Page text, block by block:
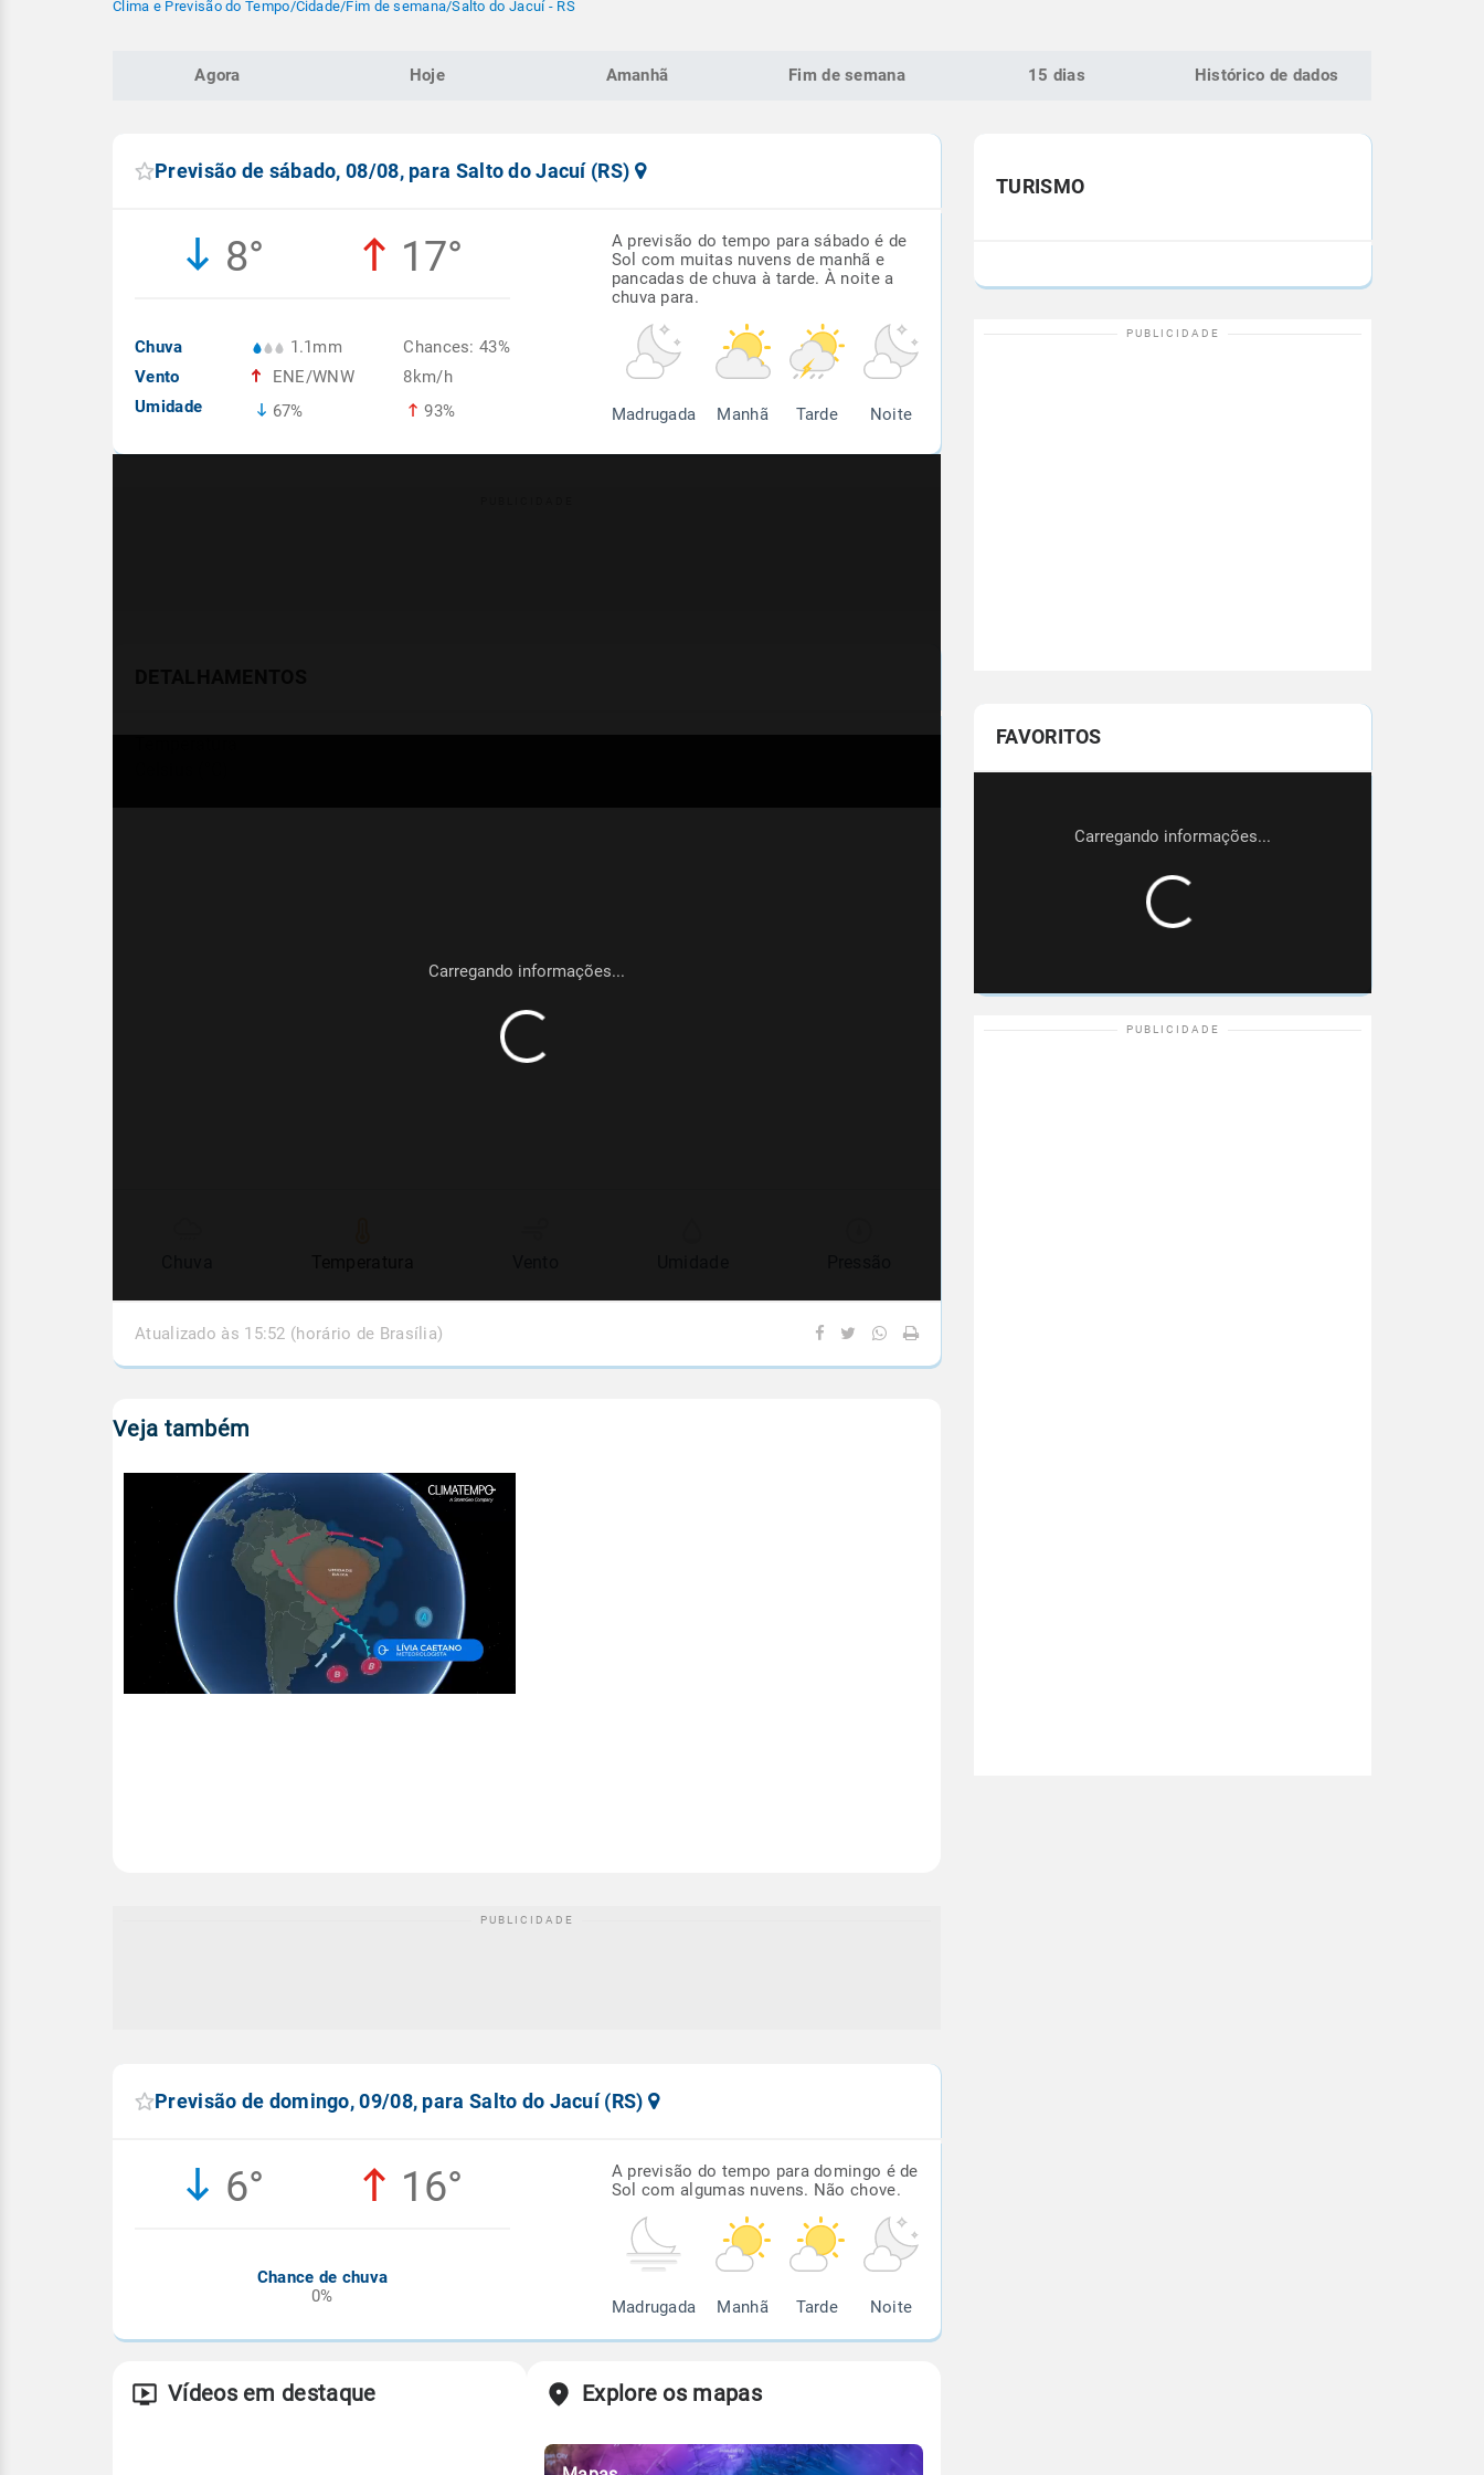
Clima e Previsão do Tempo/Cidade/Fim de semana/Salto do Jacuí - RS
Agora Hoje Amanhã Fim de semana 15 dias Histórico de dados
Previsão de sábado, 08/08, para Salto do Jacuí (RS)
8° 17°
Chuva
Vento
Umidade
1.1mm
ENE/WNW
67%
Chances: 43%
8km/h
93%
A previsão do tempo para sábado é de
Sol com muitas nuvens de manhã e
pancadas de chuva à tarde. À noite a
chuva para.
Madrugada Manhã Tarde Noite
Atualizado às 15:52 (horário de Brasília)
Veja também
Previsão de domingo, 09/08, para Salto do Jacuí (RS)
6° 16°
Chance de chuva
0%
A previsão do tempo para domingo é de
Sol com algumas nuvens. Não chove.
Madrugada Manhã Tarde Noite
Vídeos em destaque Explore os mapas
TURISMO
FAVORITOS